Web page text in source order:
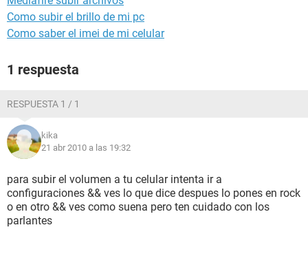
Como subir el brillo de mi pc
Como saber el imei de mi celular
1 respuesta
RESPUESTA 1 / 1
kika
21 abr 2010 a las 19:32
para subir el volumen a tu celular intenta ir a
configuraciones && ves lo que dice despues lo pones en rock
o en otro && ves como suena pero ten cuidado con los
parlantes